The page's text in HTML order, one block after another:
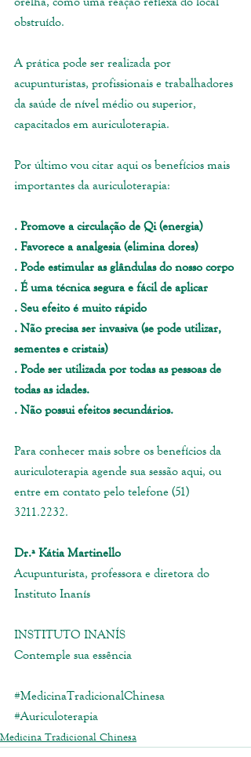
obstruído.
A prática pode ser realizada por
acupunturistas, profissionais e trabalhadores
da saúde de nível médio ou superior,
capacitados em auriculoterapia.
Por último vou citar aqui os benefícios mais
importantes da auriculoterapia:
. Promove a circulação de Qi (energia)
. Favorece a analgesia (elimina dores)
. Pode estimular as glândulas do nosso corpo
. É uma técnica segura e fácil de aplicar
. Seu efeito é muito rápido
. Não precisa ser invasiva (se pode utilizar,
sementes e cristais)
. Pode ser utilizada por todas as pessoas de
todas as idades.
. Não possui efeitos secundários.
Para conhecer mais sobre os benefícios da
auriculoterapia agende sua sessão aqui, ou
entre em contato pelo telefone (51)
3211.2232.
Dr.ª Kátia Martinello
Acupunturista, professora e diretora do
Instituto Inanís
INSTITUTO INANÍS
Contemple sua essência
#MedicinaTradicionalChinesa
#Auriculoterapia
Medicina Tradicional Chinesa